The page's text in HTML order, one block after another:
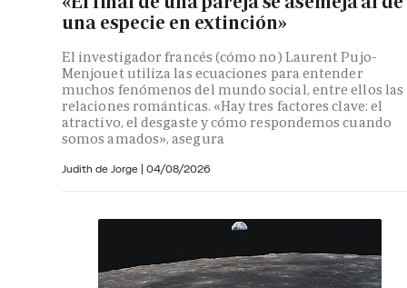
una especie en extinción»
El investigador francés (cómo no) Laurent Pujo-
Menjouet utiliza las ecuaciones para entender
muchos fenómenos del mundo social, entre ellos las
relaciones románticas. «Hay tres factores clave: el
atractivo, el desgaste y cómo respondemos cuando
somos amados», asegura
Judith de Jorge | 04/08/2026